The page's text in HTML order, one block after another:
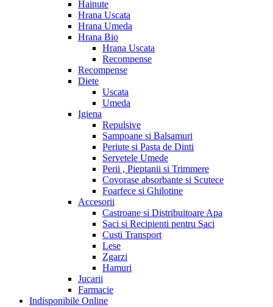
Hainute
Hrana Uscata
Hrana Umeda
Hrana Bio
Hrana Uscata
Recompense
Recompense
Diete
Uscata
Umeda
Igiena
Repulsive
Sampoane si Balsamuri
Periute si Pasta de Dinti
Servetele Umede
Perii , Pieptanii si Trimmere
Covorase absorbante si Scutece
Foarfece si Ghilotine
Accesorii
Castroane si Distribuitoare Apa
Saci si Recipienti pentru Saci
Custi Transport
Lese
Zgarzi
Hamuri
Jucarii
Farmacie
Indisponibile Online